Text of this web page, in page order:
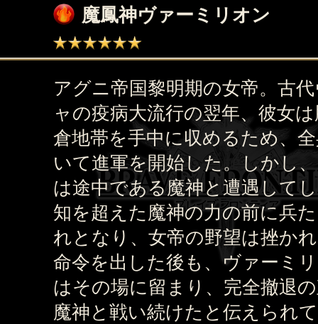
魔鳳神ヴァーミリオン
アグニ帝国黎明期の女帝。古
ャの疫病大流行の翌年、彼女
倉地帯を手中に収めるため、
いて進軍を開始した。しかし
は途中である魔神と遭遇して
知を超えた魔神の力の前に兵
れとなり、女帝の野望は挫か
命令を出した後も、ヴァーミ
はその場に留まり、完全撤退
魔神と戦い続けたと伝えられ